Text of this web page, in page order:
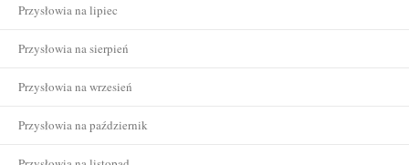
Przysłowia na lipiec
Przysłowia na sierpień
Przysłowia na wrzesień
Przysłowia na październik